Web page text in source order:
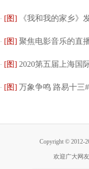
版焕然问世
· [图] 《我和我的家乡》
广曲《山那边》...
· [图] 聚焦电影音乐的直
长什么样？
· [图] 2020第五届上海国
节启动
· [图] 万象争鸣 路易十三
Copyright © 2012-
欢迎广大网